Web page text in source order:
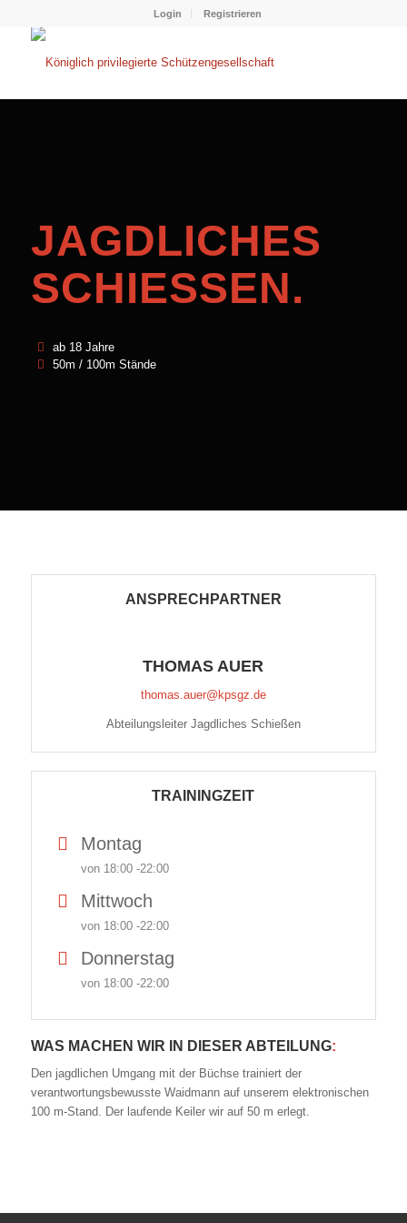
Login Registrieren
JAGDLICHES
SCHIESSEN
.
ab 18 Jahre
50m / 100m Stände
ANSPRECHPARTNER
THOMAS AUER
thomas.auer@kpsgz.de
Abteilungsleiter Jagdliches Schießen
TRAININGZEIT
Montag
von 18:00 -22:00
Mittwoch
von 18:00 -22:00
Donnerstag
von 18:00 -22:00
WAS MACHEN WIR IN DIESER ABTEILUNG:
Den jagdlichen Umgang mit der Büchse trainiert der
verantwortungsbewusste Waidmann auf unserem elektronischen
100 m-Stand. Der laufende Keiler wir auf 50 m erlegt.